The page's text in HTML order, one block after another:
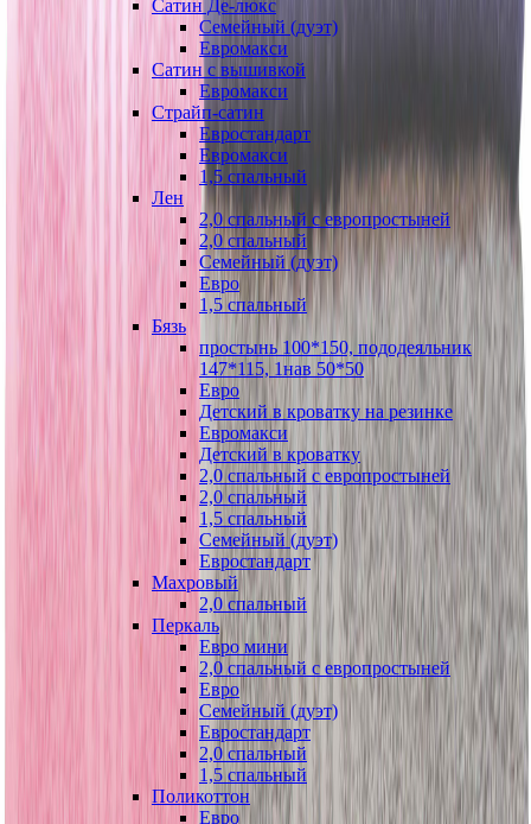
Сатин Де-люкс
Семейный (дуэт)
Евромакси
Сатин с вышивкой
Евромакси
Страйп-сатин
Евростандарт
Евромакси
1,5 спальный
Лен
2,0 спальный с европростыней
2,0 спальный
Семейный (дуэт)
Евро
1,5 спальный
Бязь
простынь 100*150, пододеяльник
147*115, 1нав 50*50
Евро
Детский в кроватку на резинке
Евромакси
Детский в кроватку
2,0 спальный с европростыней
2,0 спальный
1,5 спальный
Семейный (дуэт)
Евростандарт
Махровый
2,0 спальный
Перкаль
Евро мини
2,0 спальный с европростыней
Евро
Семейный (дуэт)
Евростандарт
2,0 спальный
1,5 спальный
Поликоттон
Евро